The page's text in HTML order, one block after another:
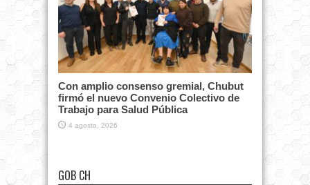
Con amplio consenso gremial, Chubut
firmó el nuevo Convenio Colectivo de
Trabajo para Salud Pública
4 agosto, 2026
GOB CH